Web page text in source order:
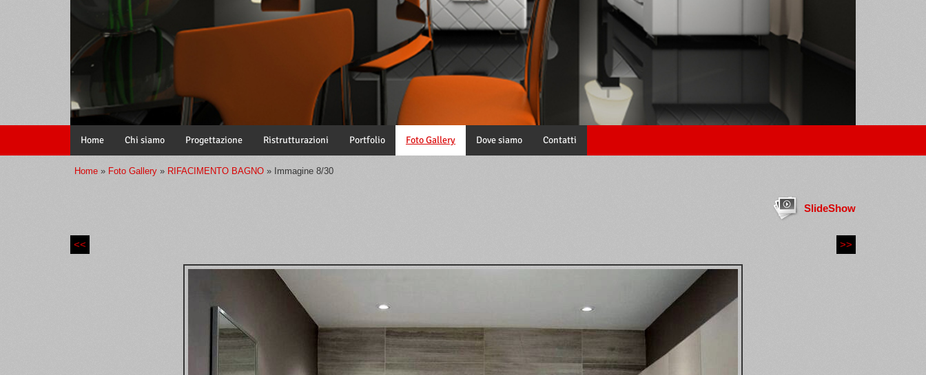
Home Chi siamo Progettazione Ristrutturazioni Portfolio Foto Gallery Dove siamo Contatti
Home » Foto Gallery » RIFACIMENTO BAGNO » Immagine 8/30
SlideShow
<< >>